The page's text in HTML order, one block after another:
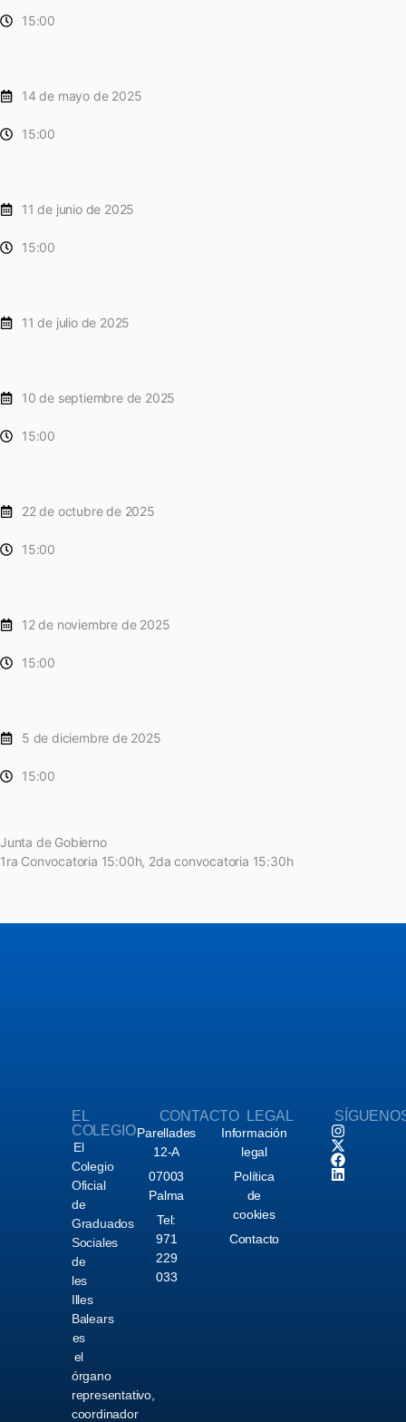
15:00
14 de mayo de 2025
15:00
11 de junio de 2025
15:00
11 de julio de 2025
10 de septiembre de 2025
15:00
22 de octubre de 2025
15:00
12 de noviembre de 2025
15:00
5 de diciembre de 2025
15:00
Junta de Gobierno
1ra Convocatoria 15:00h, 2da convocatoria 15:30h
EL
COLEGIO
El
Colegio
Oficial
de
Graduados
Sociales
de
les
Illes
Balears
es
el
órgano
representativo,
coordinador
CONTACTO
Parellades
12-A
07003
Palma
Tel:
971
229
033
LEGAL
Información
legal
Política
de
cookies
Contacto